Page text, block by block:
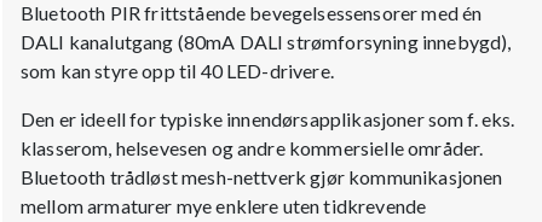
Bluetooth PIR frittstående bevegelsessensorer med én
DALI kanalutgang (80mA DALI strømforsyning innebygd),
som kan styre opp til 40 LED-drivere.
Den er ideell for typiske innendørsapplikasjoner som f. eks.
klasserom, helsevesen og andre kommersielle områder.
Bluetooth trådløst mesh-nettverk gjør kommunikasjonen
mellom armaturer mye enklere uten tidkrevende